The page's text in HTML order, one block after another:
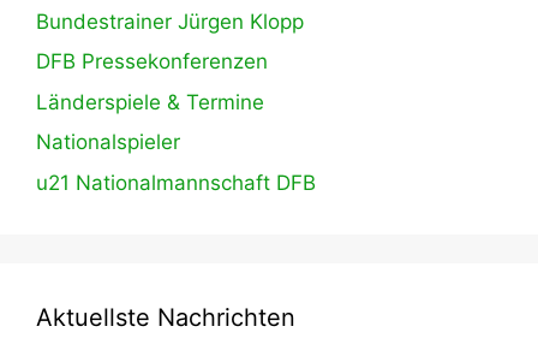
Bundestrainer Jürgen Klopp
DFB Pressekonferenzen
Länderspiele & Termine
Nationalspieler
u21 Nationalmannschaft DFB
Aktuellste Nachrichten